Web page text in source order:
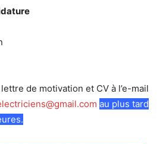
de motivation et CV à l’e-mail
au plus tard